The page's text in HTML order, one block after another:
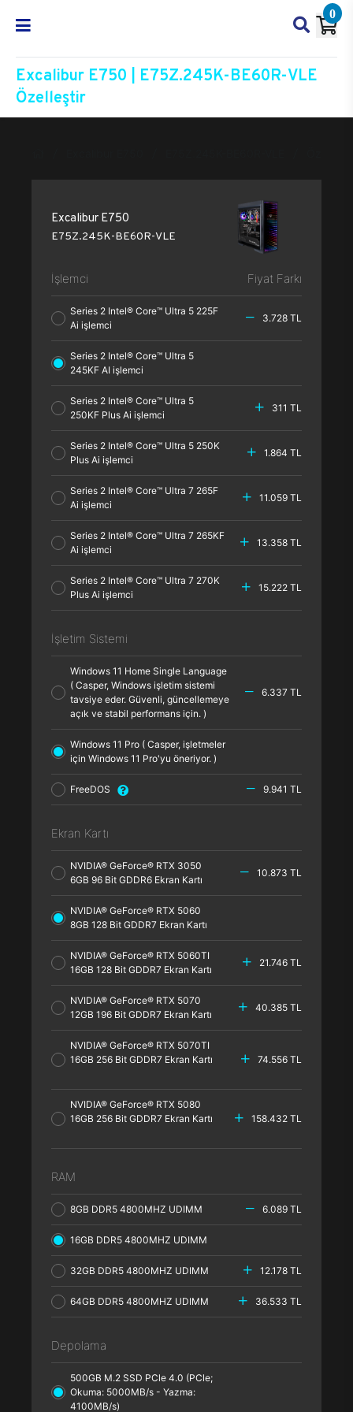
0
Excalibur E750 | E75Z.245K-BE60R-VLE
Özelleştir
Excalibur E750
E75Z.245K-BE60R-VLE
İşlemci Fiyat Farkı
Series 2 Intel® Core™ Ultra 5 225F
Ai işlemci
3.728 TL
Series 2 Intel® Core™ Ultra 5
245KF AI işlemci
Series 2 Intel® Core™ Ultra 5
250KF Plus Ai işlemci
311 TL
Series 2 Intel® Core™ Ultra 5 250K
Plus Ai işlemci
1.864 TL
Series 2 Intel® Core™ Ultra 7 265F
Ai işlemci
11.059 TL
Series 2 Intel® Core™ Ultra 7 265KF
Ai işlemci
13.358 TL
Series 2 Intel® Core™ Ultra 7 270K
Plus Ai işlemci
15.222 TL
İşletim Sistemi
Windows 11 Home Single Language
( Casper, Windows işletim sistemi
tavsiye eder. Güvenli, güncellemeye
açık ve stabil performans için. )
6.337 TL
Windows 11 Pro ( Casper, işletmeler
için Windows 11 Pro'yu öneriyor. )
FreeDOS 9.941 TL
Ekran Kartı
NVIDIA® GeForce® RTX 3050
6GB 96 Bit GDDR6 Ekran Kartı
10.873 TL
NVIDIA® GeForce® RTX 5060
8GB 128 Bit GDDR7 Ekran Kartı
NVIDIA® GeForce® RTX 5060TI
16GB 128 Bit GDDR7 Ekran Kartı
21.746 TL
NVIDIA® GeForce® RTX 5070
12GB 196 Bit GDDR7 Ekran Kartı
40.385 TL
NVIDIA® GeForce® RTX 5070TI
16GB 256 Bit GDDR7 Ekran Kartı
74.556 TL
NVIDIA® GeForce® RTX 5080
16GB 256 Bit GDDR7 Ekran Kartı
158.432 TL
RAM
8GB DDR5 4800MHZ UDIMM 6.089 TL
16GB DDR5 4800MHZ UDIMM
32GB DDR5 4800MHZ UDIMM 12.178 TL
64GB DDR5 4800MHZ UDIMM 36.533 TL
Depolama
500GB M.2 SSD PCle 4.0 (PCle;
Okuma: 5000MB/s - Yazma:
4100MB/s)